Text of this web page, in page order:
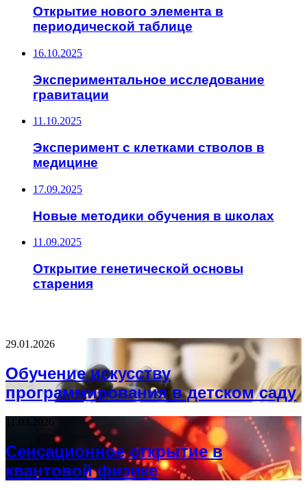
Открытие нового элемента в
периодической таблице
16.10.2025
Экспериментальное исследование
гравитации
11.10.2025
Эксперимент с клетками стволов в
медицине
17.09.2025
Новые методики обучения в школах
11.09.2025
Открытие генетической основы
старения
29.01.2026
Обучение искусству
программирования в детском саду
11.03.2026
Сенсационное открытие в
квантовой физике